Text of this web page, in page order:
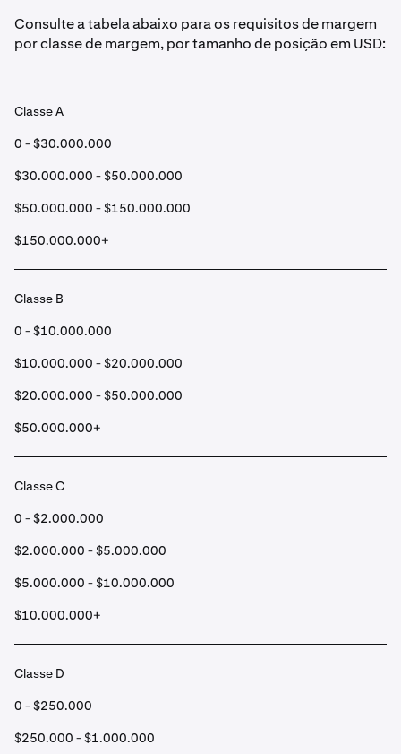
Consulte a tabela abaixo para os requisitos de margem
por classe de margem, por tamanho de posição em USD:
Classe A
0 - $30.000.000
$30.000.000 - $50.000.000
$50.000.000 - $150.000.000
$150.000.000+
Classe B
0 - $10.000.000
$10.000.000 - $20.000.000
$20.000.000 - $50.000.000
$50.000.000+
Classe C
0 - $2.000.000
$2.000.000 - $5.000.000
$5.000.000 - $10.000.000
$10.000.000+
Classe D
0 - $250.000
$250.000 - $1.000.000